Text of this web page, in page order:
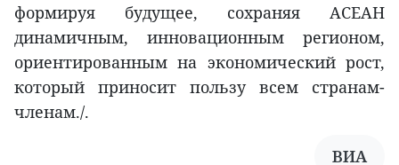
формируя будущее, сохраняя АСЕАН
динамичным, инновационным регионом,
ориентированным на экономический рост,
который приносит пользу всем странам-
членам./.
ВИА